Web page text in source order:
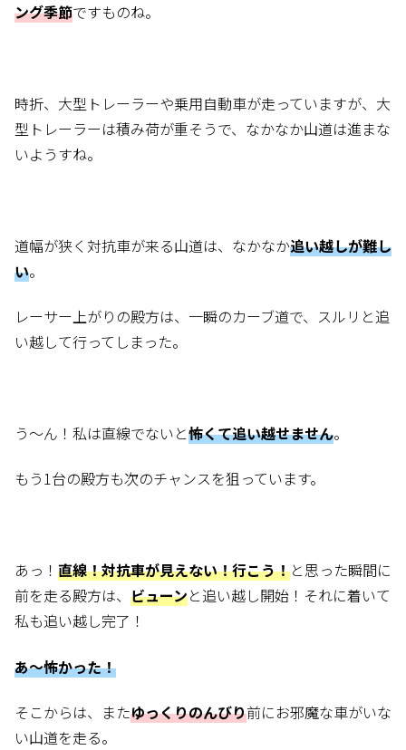
ング季節ですものね。
時折、大型トレーラーや乗用自動車が走っていますが、大
型トレーラーは積み荷が重そうで、なかなか山道は進まな
いようすね。
道幅が狭く対抗車が来る山道は、なかなか追い越しが難し
い。
レーサー上がりの殿方は、一瞬のカーブ道で、スルリと追
い越して行ってしまった。
う～ん！私は直線でないと怖くて追い越せません。
もう1台の殿方も次のチャンスを狙っています。
あっ！ 直線！対抗車が見えない！行こう！と思った瞬間に
前を走る殿方は、 ビューンと追い越し開始！それに着いて
私も追い越し完了！
あ～怖かった！
そこからは、またゆっくりのんびり前にお邪魔な車がいな
い山道を走る。